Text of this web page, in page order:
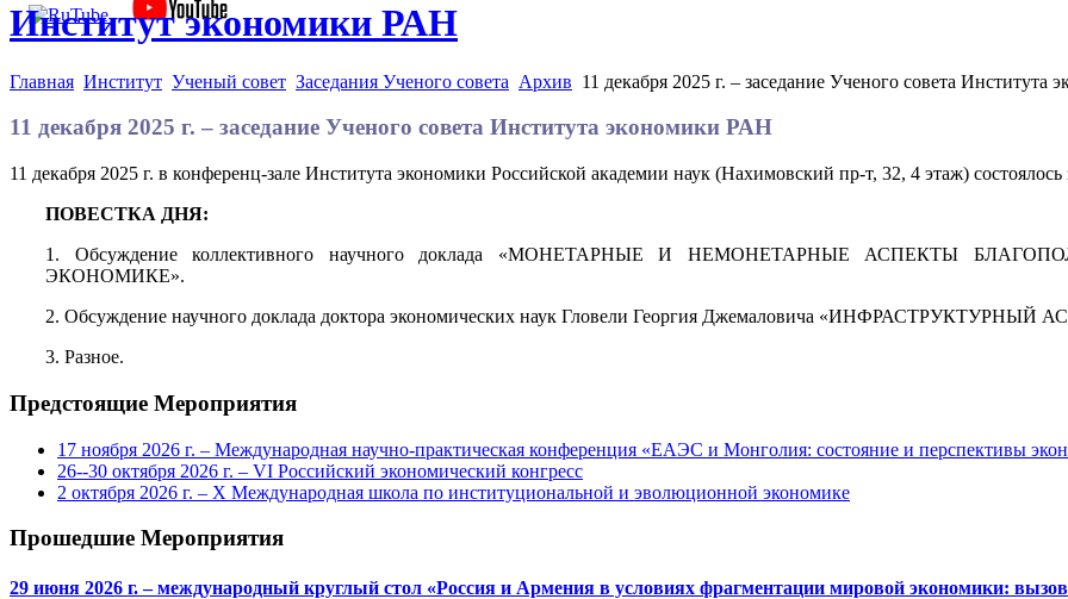
Институт экономики РАН
Главная Институт Ученый совет Заседания Ученого совета Архив 11 декабря 2025 г. – заседание Ученого совета Института
11 декабря 2025 г. – заседание Ученого совета Института экономики РАН
11 декабря 2025 г. в конференц-зале Института экономики Российской академии наук (Нахимовский пр-т, 32, 4 этаж)
ПОВЕСТКА ДНЯ:
1. Обсуждение коллективного научного доклада «МОНЕТАРНЫЕ И НЕМОНЕТАРНЫЕ АСПЕКТЫ
ЭКОНОМИКЕ».
2. Обсуждение научного доклада доктора экономических наук Гловели Георгия Джемаловича
3. Разное.
Предстоящие Мероприятия
17 ноября 2026 г. – Международная научно-практическая конференция «ЕАЭС и Монголия: состояние и перспективы
26--30 октября 2026 г. – VI Российский экономический конгресс
2 октября 2026 г. – X Международная школа по институциональной и эволюционной экономике
Прошедшие Мероприятия
29 июня 2026 г. – международный круглый стол «Россия и Армения в условиях фрагментации мировой экономики: